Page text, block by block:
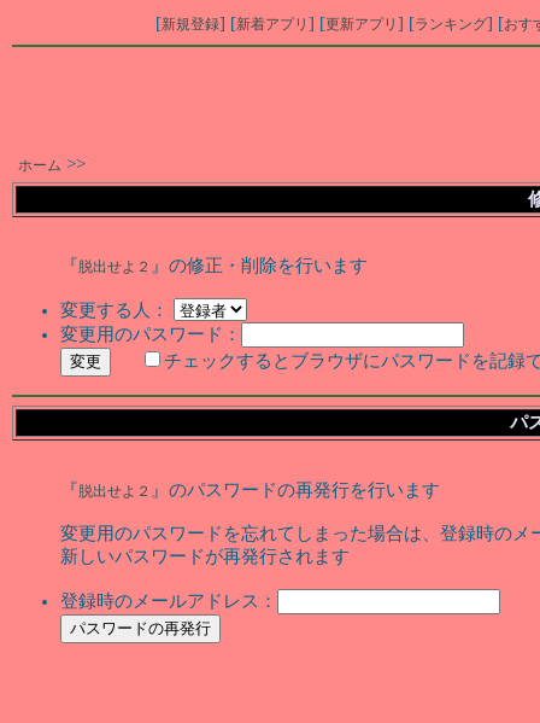
[新規登録] [新着アプリ ] [更新アプリ ] [ランキング] [おす
ホーム >>
『 脱出せよ２ 』の修正・削除を行います
変更する人：
変更用のパスワード：
チェックするとブラウザにパスワードを記録
パ
『 脱出せよ２ 』のパスワードの再発行を行います
変更用のパスワードを忘れてしまった場合は、登録時のメ
新しいパスワードが再発行されます
登録時のメールアドレス：